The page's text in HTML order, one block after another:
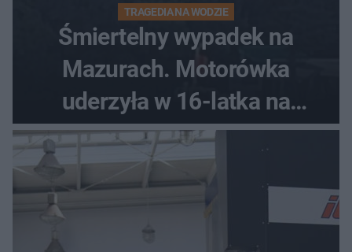
TRAGEDIA NA WODZIE
Śmiertelny wypadek na
Mazurach. Motorówka
uderzyła w 16-latka na
skuterze